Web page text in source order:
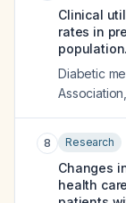
Clinical
rates in
population.
Diabetic
Association
8 Research
Changes
health